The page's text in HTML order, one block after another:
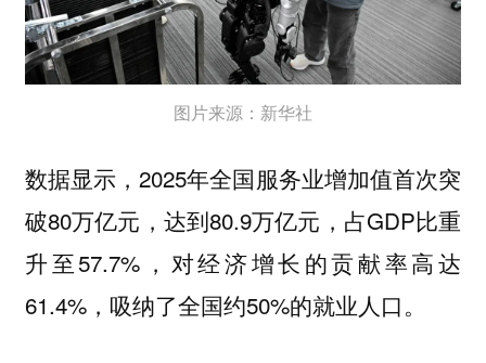
图片来源：新华社
数据显示，2025年全国服务业增加值首次突
破80万亿元，达到80.9万亿元，占GDP比重
升至57.7%，对经济增长的贡献率高达
61.4%，吸纳了全国约50%的就业人口。